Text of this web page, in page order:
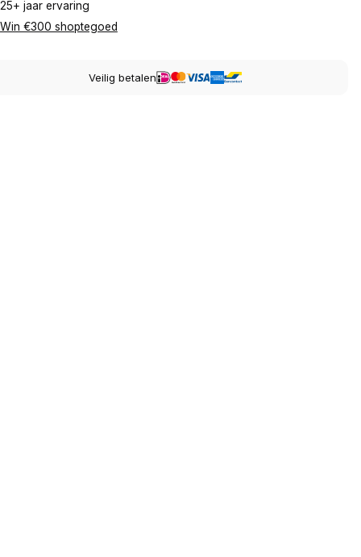
25+ jaar ervaring
Win €300 shoptegoed
Veilig betalen